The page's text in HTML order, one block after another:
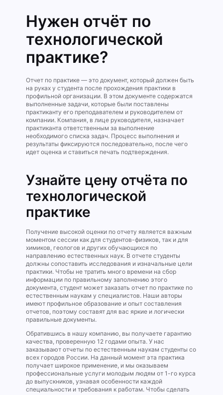
Нужен отчёт по
технологической
практике?
Отчет по практике — это документ, который должен быть
на руках у студента после прохождения практики в
профильной организации. В этом документе содержатся
выполненные задачи, которые были поставлены
практиканту его преподавателем и руководителем от
компании. Компания, в лице руководителя, назначает
практиканта ответственным за выполнение
необходимого списка задач. Процесс выполнения и
результаты фиксируются последовательно, после чего
идет оценка и ставиться печать подтверждения.
Узнайте цену отчёта по
технологической
практике
Получение высокой оценки по отчету является важным
моментом сессии как для студентов-физиков, так и для
химиков, геологов и других обучающихся по
направлению естественных наук. В отчете студенты
должны сопоставить исследования и изначальные цели
практики. Чтобы не тратить много времени на сбор
информации по правильному заполнению этого
документа, студент может заказать отчет по практике по
естественным наукам у специалистов. Наши авторы
имеют профильное образование и опыт составления
отчетов, поэтому составят для вас яркие и логически
правильные документы.
Обратившись в нашу компанию, вы получаете гарантию
качества, проверенную 12 годами опыта. У нас
заказывают отчеты по естественным наукам студенты со
всех городов России. На данный момент эта практика
получает широкое применение, и мы оказываем
профессиональные услуги молодым людям от 1-го курса
до выпускников, узнавая особенности каждой
специальности и требования к работам. Чтобы сделать